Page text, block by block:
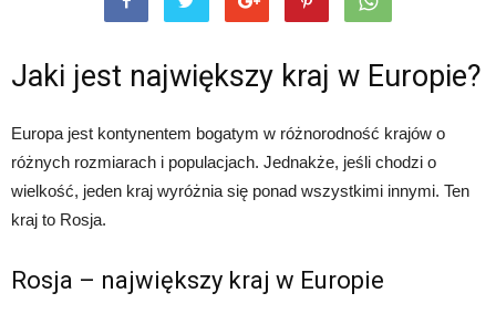
Jaki jest największy kraj w Europie?
Europa jest kontynentem bogatym w różnorodność krajów o
różnych rozmiarach i populacjach. Jednakże, jeśli chodzi o
wielkość, jeden kraj wyróżnia się ponad wszystkimi innymi. Ten
kraj to Rosja.
Rosja – największy kraj w Europie